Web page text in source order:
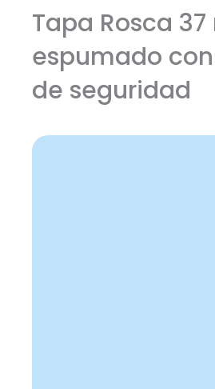
Tapa Rosca
espumado
de seguridad